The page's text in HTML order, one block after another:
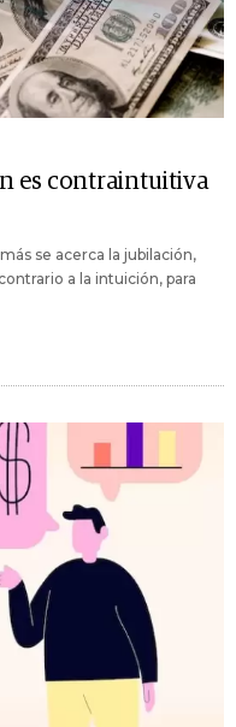
es contraintuitiva
se acerca la jubilación,
a la intuición, para